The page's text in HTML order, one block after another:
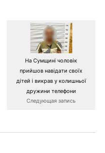
На Сумщині чоловік
прийшов навідати своїх
дітей і викрав у колишньої
дружини телефони
Следующая запись